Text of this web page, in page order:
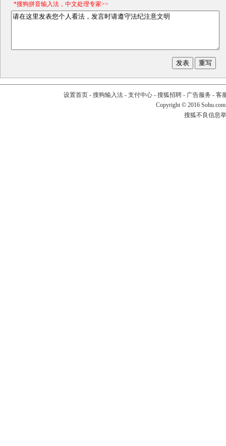
*搜狗拼音输入法，中文处理专家>>
设置首页- 搜狗输入法- 支付中心- 搜狐招聘- 广告服务 - 客
Copyright © 2016
搜狐不良信息